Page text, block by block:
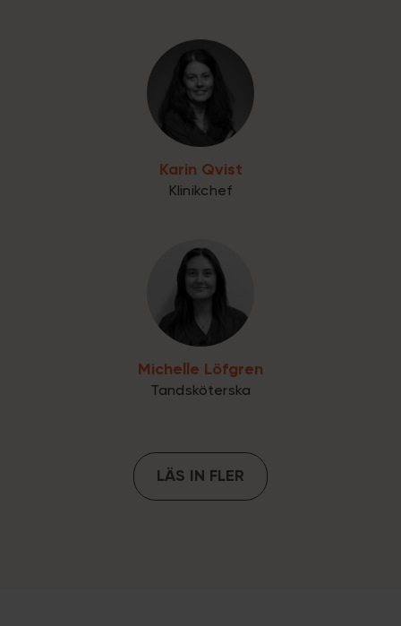
Karin Qvist
Klinikchef
Michelle Löfgren
Tandsköterska
LÄS IN FLER